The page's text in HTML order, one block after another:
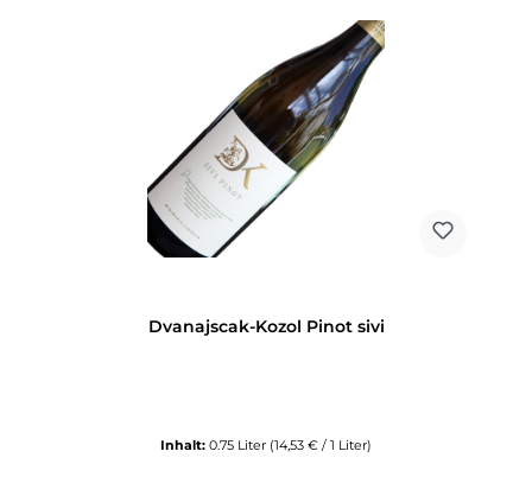
Dvanajscak-Kozol Pinot sivi
Inhalt: 0.75 Liter (14,53 € / 1 Liter)